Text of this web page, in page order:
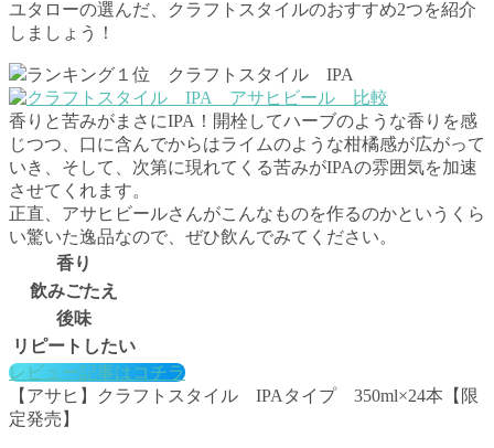
ユタローの選んだ、クラフトスタイルのおすすめ2つを紹介
しましょう！
ランキング１位 クラフトスタイル IPA
香りと苦みがまさにIPA！開栓してハーブのような香りを感
じつつ、口に含んでからはライムのような柑橘感が広がって
いき、そして、次第に現れてくる苦みがIPAの雰囲気を加速
させてくれます。
正直、アサヒビールさんがこんなものを作るのかというくら
い驚いた逸品なので、ぜひ飲んでみてください。
香り
飲みごたえ
後味
リピートしたい
レビュー記事はコチラ
【アサヒ】クラフトスタイル IPAタイプ 350ml×24本【限
定発売】